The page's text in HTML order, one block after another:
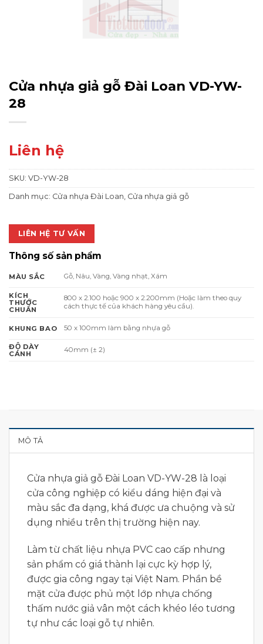
Cửa nhựa giả gỗ Đài Loan VD-YW-
28
Liên hệ
SKU: VD-YW-28
Danh mục: Cửa nhựa Đài Loan, Cửa nhựa giả gỗ
LIÊN HỆ TƯ VẤN
Thông số sản phẩm
MÀU SẮC Gỗ, Nâu, Vàng, Vàng nhạt, Xám
KÍCH
THƯỚC
CHUẨN
800 x 2.100 hoặc 900 x 2.200mm (Hoặc làm theo quy
cách thực tế của khách hàng yêu cầu).
KHUNG BAO 50 x 100mm làm bằng nhựa gỗ
ĐỘ DÀY
CÁNH
40mm (± 2)
MÔ TẢ
Cửa nhựa giả gỗ Đài Loan VD-YW-28 là loại
cửa công nghiệp có kiểu dáng hiện đại và
màu sắc đa dạng, khá được ưa chuộng và sử
dụng nhiều trên thị trường hiện nay.
Làm từ chất liệu nhựa PVC cao cấp nhưng
sản phẩm có giá thành lại cực kỳ hợp lý,
được gia công ngay tại Việt Nam. Phần bề
mặt cửa được phủ một lớp nhựa chống
thấm nước giả vân một cách khéo léo tương
tự như các loại gỗ tự nhiên.